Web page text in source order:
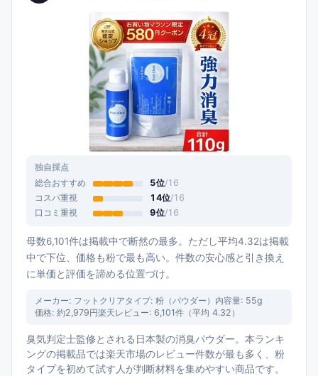
独自採点
総合おすすめ 5位/16
コスパ重視
14位/16
口コミ重視
9位/16
母数6,101件は掲載中で断然の最多。ただし平均4.32は掲載
中で下位、価格も粉で最も高い。件数の安心感と引き換え
に単価と評価を諦める位置づけ。
メーカー: フットクリアタイプ: 粉（パウダー） 内容量: 55g
価格: 約2,979円楽天レビュー: 6,101件（平均 4.32 ）
臭気判定士監修とされる日本製の消臭パウダー。本ランキ
ングの掲載品では楽天市場のレビュー件数が最も多く、粉
タイプを初めて試す人が判断材料を集めやすい商品です。